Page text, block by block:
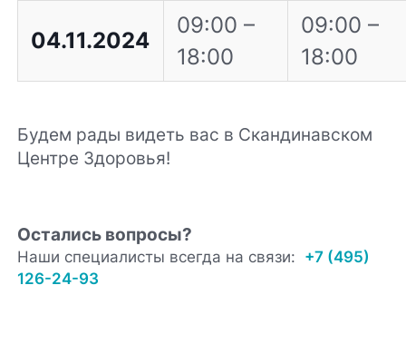
04.11.2024
09:00 –
18:00
09:00 –
18:00
Будем рады видеть вас в Скандинавском
Центре Здоровья!
Остались вопросы?
Наши специалисты всегда на связи: +7 (495)
126-24-93